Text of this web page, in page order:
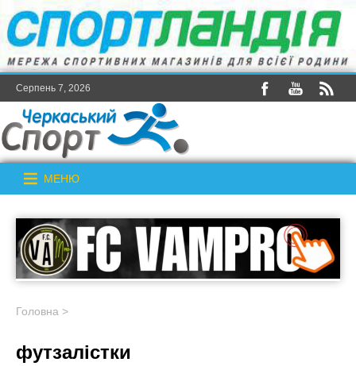
Серпень 7, 2026
МЕНЮ
Головна >
футзалістки